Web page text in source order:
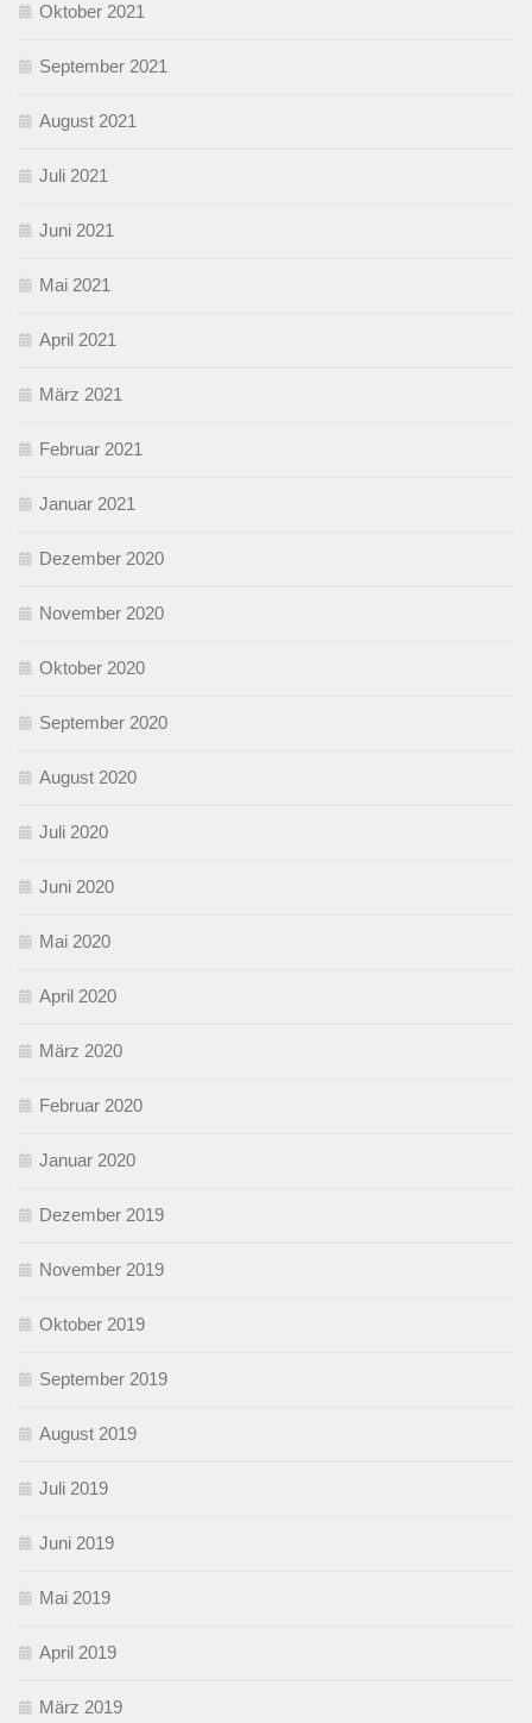
Oktober 2021
September 2021
August 2021
Juli 2021
Juni 2021
Mai 2021
April 2021
März 2021
Februar 2021
Januar 2021
Dezember 2020
November 2020
Oktober 2020
September 2020
August 2020
Juli 2020
Juni 2020
Mai 2020
April 2020
März 2020
Februar 2020
Januar 2020
Dezember 2019
November 2019
Oktober 2019
September 2019
August 2019
Juli 2019
Juni 2019
Mai 2019
April 2019
März 2019